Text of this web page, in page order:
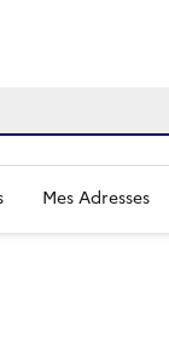
Mes Adresses